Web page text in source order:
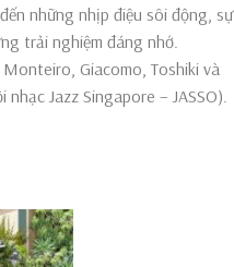
những nhịp điệu sôi động, sự
trải nghiệm đáng nhớ.
Monteiro, Giacomo, Toshiki và
Jazz Singapore – JASSO).